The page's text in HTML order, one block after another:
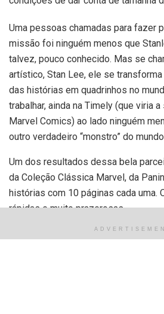
Uma pessoas chamadas para fazer
missão foi ninguém menos que
talvez, pouco conhecido. Mas se
artístico, Stan Lee, ele se
das histórias em quadrinhos no
trabalhar, ainda na Timely (que viria
Marvel Comics) ao lado ninguém
outro verdadeiro “monstro” do
Um dos resultados dessa bela
da Coleção Clássica Marvel, da
histórias com 10 páginas cada uma.
rápidas e muito prazerosas.
Como se trata de origens, não